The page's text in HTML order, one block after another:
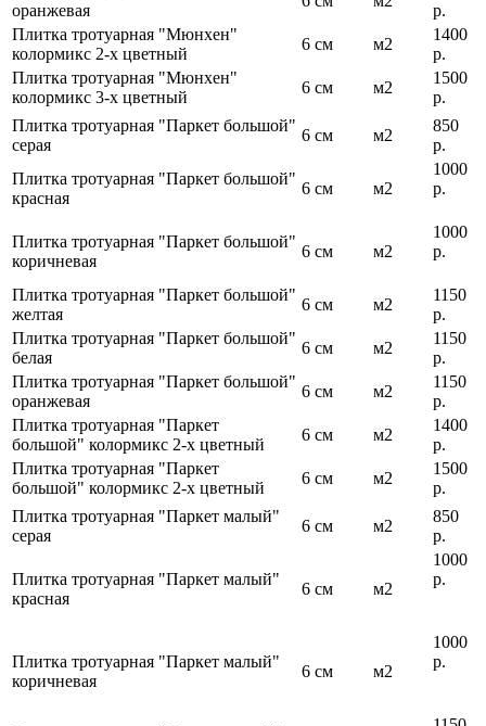
оранжевая
р.
Плитка тротуарная "Мюнхен"
колормикс 2-х цветный
6 см м2
1400
р.
Плитка тротуарная "Мюнхен"
колормикс 3-х цветный
6 см м2
1500
р.
Плитка тротуарная "Паркет большой"
серая
6 см м2
850
р.
Плитка тротуарная "Паркет большой"
красная
6 см м2
1000
р.
Плитка тротуарная "Паркет большой"
коричневая
6 см м2
1000
р.
Плитка тротуарная "Паркет большой"
желтая
6 см м2
1150
р.
Плитка тротуарная "Паркет большой"
белая
6 см м2
1150
р.
Плитка тротуарная "Паркет большой"
оранжевая
6 см м2
1150
р.
Плитка тротуарная "Паркет
большой" колормикс 2-х цветный
6 см м2
1400
р.
Плитка тротуарная "Паркет
большой" колормикс 2-х цветный
6 см м2
1500
р.
Плитка тротуарная "Паркет малый"
серая
6 см м2
850
р.
Плитка тротуарная "Паркет малый"
красная
6 см м2
1000
р.
Плитка тротуарная "Паркет малый"
коричневая
6 см м2
1000
р.